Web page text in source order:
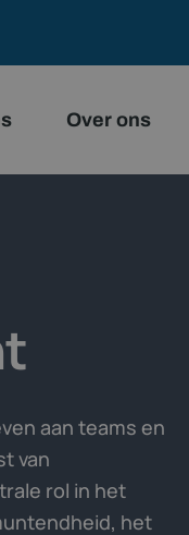
Over ons
aan teams en
van
rol in het
het